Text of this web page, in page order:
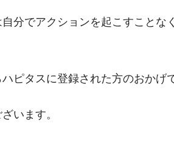
分でアクションを起こすことな
ピタスに登録された方のおかげ
います。